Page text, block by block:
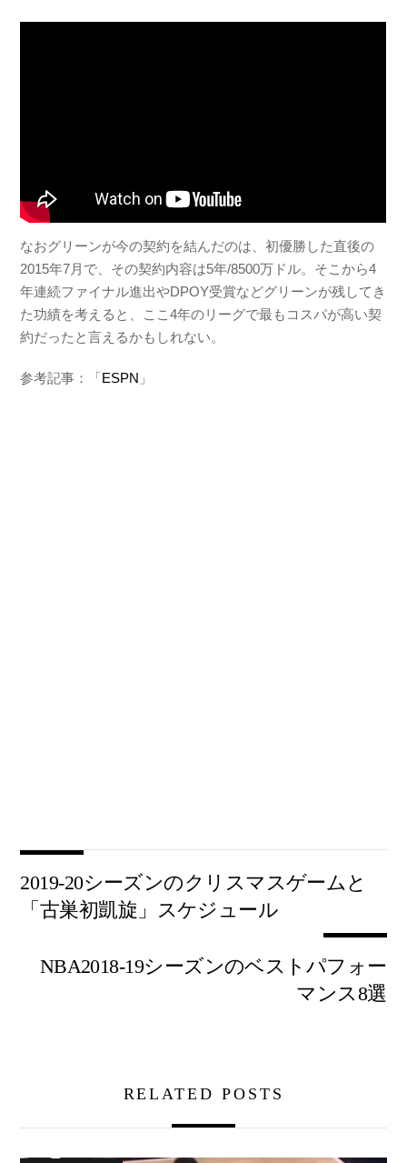
なおグリーンが今の契約を結んだのは、初優勝した直後の
2015年7月で、その契約内容は5年/8500万ドル。そこから4
年連続ファイナル進出やDPOY受賞などグリーンが残してき
た功績を考えると、ここ4年のリーグで最もコスパが高い契
約だったと言えるかもしれない。
参考記事：「ESPN 」
2019-20シーズンのクリスマスゲームと
「古巣初凱旋」スケジュール
NBA2018-19シーズンのベストパフォー
マンス8選
RELATED POSTS